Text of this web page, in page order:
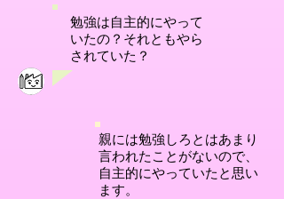
勉強は自主的にやって
いたの？それともやら
されていた？
親には勉強しろとはあまり
言われたことがないので、
自主的にやっていたと思い
ます。